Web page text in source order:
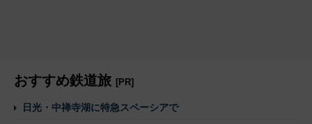
おすすめ鉄道旅 [PR]
日光・中禅寺湖に特急スペーシアで